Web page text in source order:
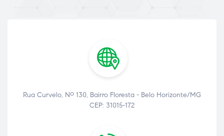
Rua Curvelo, Nº 130, Bairro Floresta - Belo Horizonte/MG
CEP: 31015-172